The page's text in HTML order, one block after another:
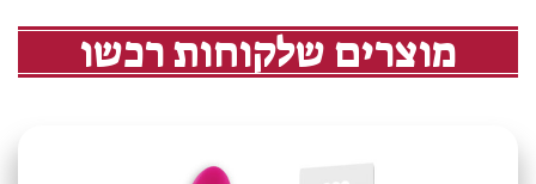
מוצרים שלקוחות רכשו